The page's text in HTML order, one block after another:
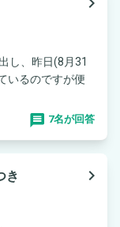
し、昨日(8月31
いるのですが便
7名が回答
き
navigate_next